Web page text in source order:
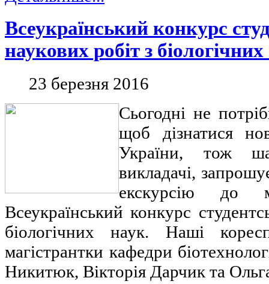
Всеукраїнський конкурс
наукових робіт з
23 березня 2016
Сьогодні не
щоб дізнатися
України, тож
викладачі,
екскурсію до
Всеукраїнський конкурс
біологічних наук. Наші
магістрантки кафедри
Никитюк, Вікторія Дарчик та